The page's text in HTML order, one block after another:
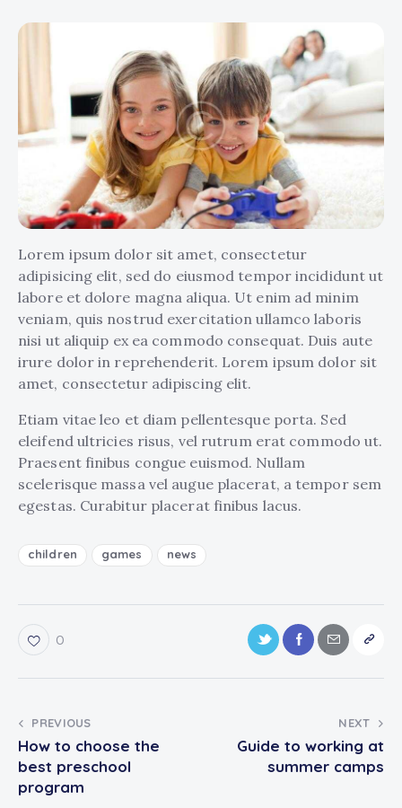
Lorem ipsum dolor sit amet, consectetur
adipisicing elit, sed do eiusmod tempor incididunt ut
labore et dolore magna aliqua. Ut enim ad minim
veniam, quis nostrud exercitation ullamco laboris
nisi ut aliquip ex ea commodo consequat. Duis aute
irure dolor in reprehenderit. Lorem ipsum dolor sit
amet, consectetur adipiscing elit.
Etiam vitae leo et diam pellentesque porta. Sed
eleifend ultricies risus, vel rutrum erat commodo ut.
Praesent finibus congue euismod. Nullam
scelerisque massa vel augue placerat, a tempor sem
egestas. Curabitur placerat finibus lacus.
children games news
0
PREVIOUS
How to choose the
best preschool
program
NEXT
Guide to working at
summer camps